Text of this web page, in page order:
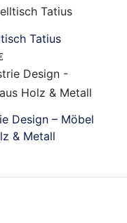
Tatius
Design – Möbel
& Metall